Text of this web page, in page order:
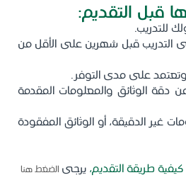
قبل التقديم:
للتدريب.
التدريب قبل شهرين على الأقل من
وتعتمد على مدى التوفر.
دقة الوثائق والمعلومات المقدمة
غير الدقيقة، أو الوثائق المفقودة
طريقة التقديم، يرجى الضغط هنا